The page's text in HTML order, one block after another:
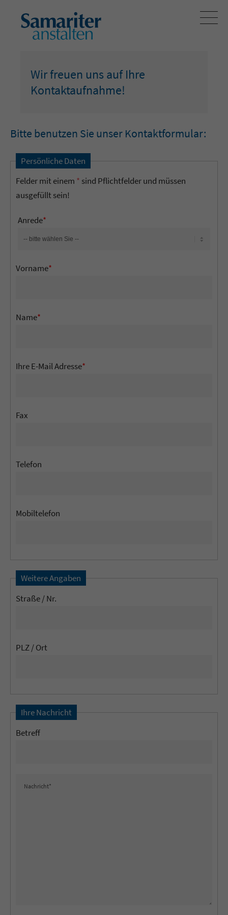
Wir freuen uns auf Ihre
Kontaktaufnahme!
Bitte benutzen Sie unser Kontaktformular:
Persönliche Daten
Felder mit einem * sind Pflichtfelder und müssen
ausgefüllt sein!
Anrede*
Vorname*
Name*
Ihre E-Mail Adresse*
Fax
Telefon
Mobiltelefon
Weitere Angaben
Straße / Nr.
PLZ / Ort
Ihre Nachricht
Betreff